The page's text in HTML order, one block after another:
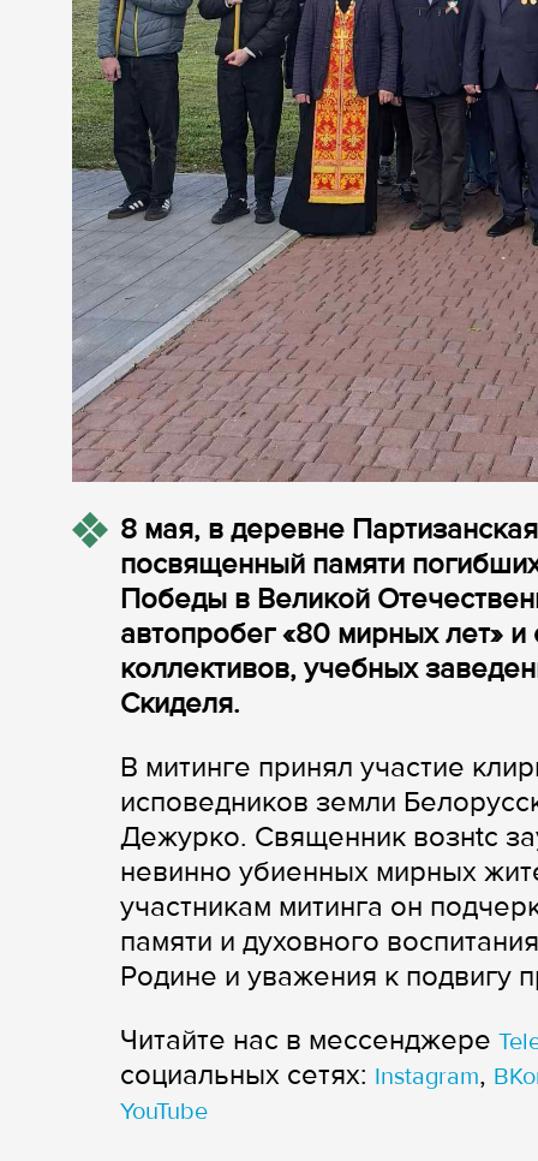
8 мая, в деревне
посвященный памяти
Победы в Великой
автопробег «80 мирных лет»
коллективов, учебных
Скиделя.
В митинге принял участие
исповедников земли
Дежурко. Священник вознtс
невинно убиенных мирных
участникам митинга он
памяти и духовного
Родине и уважения к подвигу
Читайте нас в мессенджере
cоциальных сетях: Instagram,
YouTube